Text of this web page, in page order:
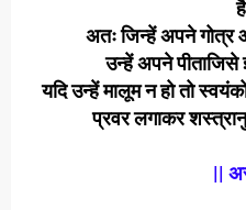
अतः जिन्हें अपने गोत्र
उन्हें अपने पीताजिसे
यदि उन्हें मालूम न हो तो
प्रवर लगाकर
||